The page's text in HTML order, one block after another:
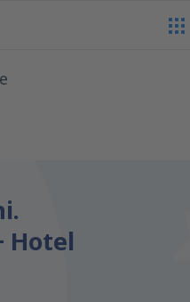
Hotel